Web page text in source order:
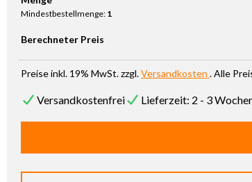
Mindestbestellmenge: 1
Berechneter Preis
Preise inkl. 19% MwSt. zzgl.Versandkosten . Alle
Versandkostenfrei Lieferzeit: 2 - 3